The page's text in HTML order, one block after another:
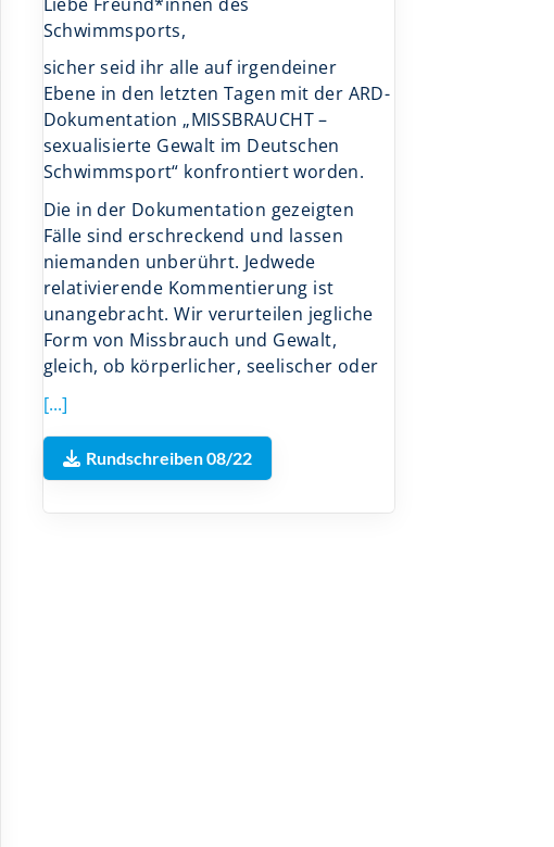
Schwimmsports,
sicher seid ihr alle auf irgendeiner
Ebene in den letzten Tagen mit der ARD-
Dokumentation „MISSBRAUCHT –
sexualisierte Gewalt im Deutschen
Schwimmsport“ konfrontiert worden.
Die in der Dokumentation gezeigten
Fälle sind erschreckend und lassen
niemanden unberührt. Jedwede
relativierende Kommentierung ist
unangebracht. Wir verurteilen jegliche
Form von Missbrauch und Gewalt,
gleich, ob körperlicher, seelischer oder
[...]
Rundschreiben 08/22